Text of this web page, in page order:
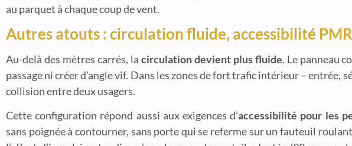
au parquet à chaque coup de vent.
Autres atouts : circulation fluide, accessibilité PMR
Au-delà des mètres carrés, la circulation devient plus fluide. Le panneau
passage ni créer d’angle vif. Dans les zones de fort trafic intérieur – entrée,
collision entre deux usagers.
Cette configuration répond aussi aux exigences d’accessibilité pour les
sans poignée à contourner, sans porte qui se referme sur un fauteuil